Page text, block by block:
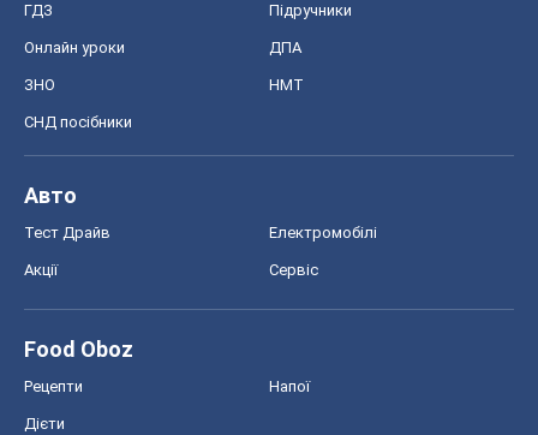
ГДЗ Підручники
Онлайн уроки ДПА
ЗНО НМТ
СНД посібники
Авто
Тест Драйв Електромобілі
Акції Сервіс
Food Oboz
Рецепти Напої
Дієти